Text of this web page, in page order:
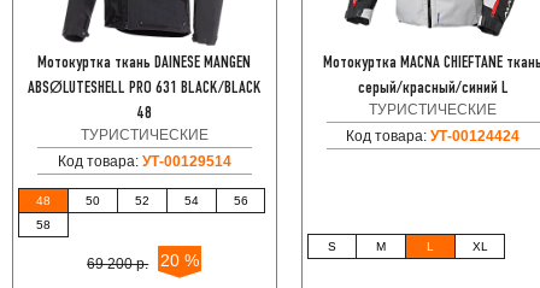
Мотокуртка ткань DAINESE MANGEN
ABSØLUTESHELL PRO 631 BLACK/BLACK
48
ТУРИСТИЧЕСКИЕ
Код товара: УТ-00129514
48 50 52 54
56
58
69 200 р. 20 %
Мотокуртка MACNA CHIEFTANE
серый/красный/синий L
ТУРИСТИЧЕСКИЕ
Код товара:УТ-00124424
S M L XL